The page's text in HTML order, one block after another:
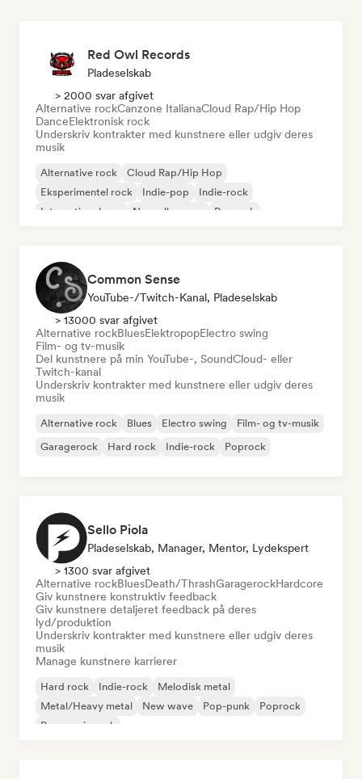
Red Owl Records
Pladeselskab
> 2000 svar afgivet
Alternative rockCanzone ItalianaCloud Rap/Hip Hop
DanceElektronisk rock
Underskriv kontrakter med kunstnere eller udgiv deres
musik
Alternative rock
Cloud Rap/Hip Hop
Eksperimentel rock
Indie-pop
Indie-rock
International pop
Nouvelle scene Poprock
Common Sense
YouTube-/Twitch-Kanal, Pladeselskab
> 13000 svar afgivet
Alternative rockBluesElektropopElectro swing
Film- og tv-musik
Del kunstnere på min YouTube-, SoundCloud- eller
Twitch-kanal
Underskriv kontrakter med kunstnere eller udgiv deres
musik
Alternative rock Blues Electro swing
Film- og tv-musik
Garagerock
Hard rock Indie-rock Poprock
Sello Piola
Pladeselskab, Manager, Mentor, Lydekspert
> 1300 svar afgivet
Alternative rockBluesDeath/ThrashGaragerockHardcore
Giv kunstnere konstruktiv feedback
Giv kunstnere detaljeret feedback på deres
lyd/produktion
Underskriv kontrakter med kunstnere eller udgiv deres
musik
Manage kunstnere karrierer
Hard rock Indie-rock
Melodisk metal
Metal/Heavy metal
New wave Pop-punk
Poprock
Progressiv rock